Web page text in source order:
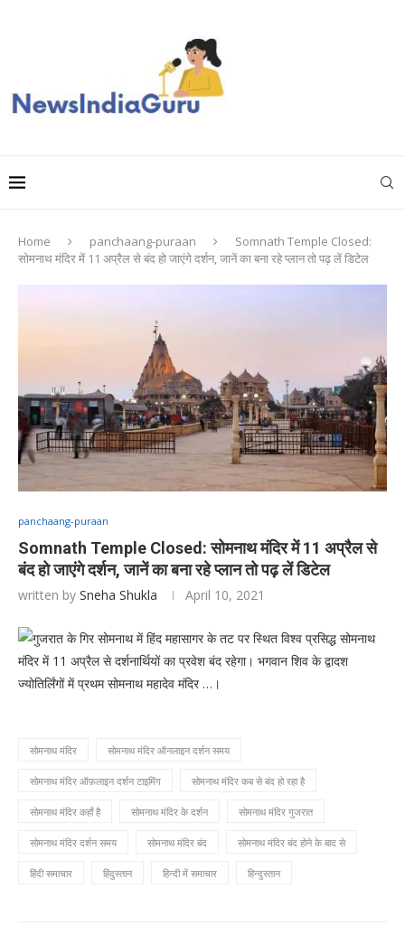
Home panchaang-puraan
Somnath Temple Closed:
सोमनाथ मंदिर में 11 अप्रैल से बंद हो जाएंगे दर्शन, जानें का बना रहे प्लान तो पढ़ लें डिटेल
panchaang-puraan
Somnath Temple Closed: सोमनाथ मंदिर में 11 अप्रैल से
बंद हो जाएंगे दर्शन, जानें का बना रहे प्लान तो पढ़ लें डिटेल
written by Sneha Shukla April 10, 2021
गुजरात के गिर सोमनाथ में हिंद महासागर के तट पर स्थित विश्व प्रसिद्ध सोमनाथ
मंदिर में 11 अप्रैल से दर्शनार्थियों का प्रवेश बंद रहेगा। भगवान शिव के द्वादश
ज्योतिर्लिंगों में प्रथम सोमनाथ महादेव मंदिर …।
सोमनाथ मंदिर सोमनाथ मंदिर ऑनलाइन दर्शन समय
सोमनाथ मंदिर ऑफ़लाइन दर्शन टाइमिंग सोमनाथ मंदिर कब से बंद हो रहा है
सोमनाथ मंदिर कहाँ है सोमनाथ मंदिर के दर्शन सोमनाथ मंदिर गुजरात
सोमनाथ मंदिर दर्शन समय सोमनाथ मंदिर बंद सोमनाथ मंदिर बंद होने के बाद से
हिंदी समाचार हिंदुस्तान हिन्दी में समाचार हिन्दुस्तान